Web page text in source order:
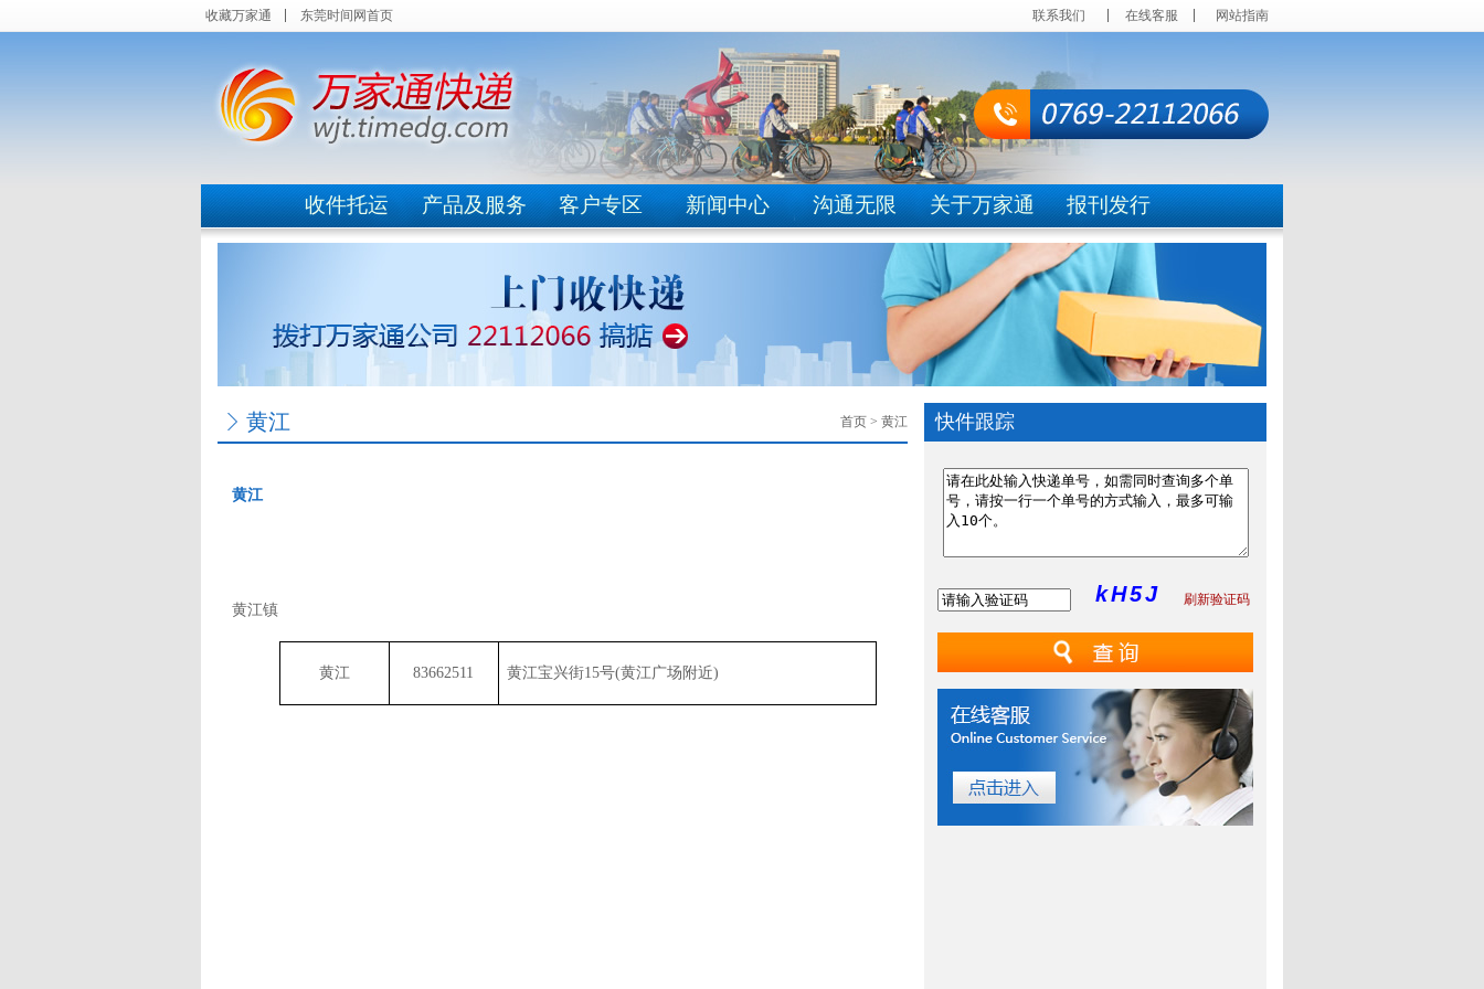
收藏万家通 东莞时间网首页 联系我们 在线客服 网站指南
收件托运 产品及服务 客户专区 新闻中心 沟通无限 关于万家通 报刊发行
黄江 首页 > 黄江
黄江
黄江镇
黄江 83662511 黄江宝兴街15号(黄江广场附近)
快件跟踪
kH5J 刷新验证码